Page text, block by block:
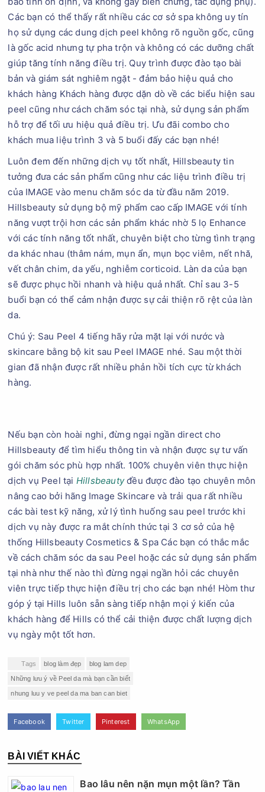
Các bạn có thể thấy rất nhiều các cơ sở spa không uy tín
họ sử dụng các dung dịch peel không rõ nguồn gốc, cũng
là gốc acid nhưng tự pha trộn và không có các dưỡng chất
giúp tăng tính năng điều trị. Quy trình được đào tạo bài
bản và giám sát nghiêm ngặt - đảm bảo hiệu quả cho
khách hàng Khách hàng được dặn dò về các biểu hiện sau
peel cũng như cách chăm sóc tại nhà, sử dụng sản phẩm
hỗ trợ để tối ưu hiệu quả điều trị. Ưu đãi combo cho
khách mua liệu trình 3 và 5 buổi đấy các bạn nhé!
Luôn đem đến những dịch vụ tốt nhất, Hillsbeauty tin
tưởng đưa các sản phẩm cũng như các liệu trình điều trị
của IMAGE vào menu chăm sóc da từ đầu năm 2019.
Hillsbeauty sử dụng bộ mỹ phẩm cao cấp IMAGE với tính
năng vượt trội hơn các sản phẩm khác nhờ 5 lọ Enhance
với các tính năng tốt nhất, chuyên biệt cho từng tình trạng
da khác nhau (thâm nám, mụn ẩn, mụn bọc viêm, nết nhă,
vết chân chim, da yếu, nghiễm corticoid. Làn da của bạn
sẽ được phục hồi nhanh và hiệu quả nhất. Chỉ sau 3-5
buổi bạn có thể cảm nhận được sự cải thiện rõ rệt của làn
da.
Chú ý: Sau Peel 4 tiếng hãy rửa mặt lại với nước và
skincare bằng bộ kit sau Peel IMAGE nhé. Sau một thời
gian đã nhận được rất nhiều phản hồi tích cực từ khách
hàng.
Nếu bạn còn hoài nghi, đừng ngại ngần direct cho
Hillsbeauty để tìm hiểu thông tin và nhận được sự tư vấn
gói chăm sóc phù hợp nhất. 100% chuyên viên thực hiện
dịch vụ Peel tại Hillsbeautyđều được đào tạo chuyên môn
nâng cao bởi hãng Image Skincare và trải qua rất nhiều
các bài test kỹ năng, xử lý tình huống sau peel trước khi
dịch vụ này được ra mắt chính thức tại 3 cơ sở của hệ
thống Hillsbeauty Cosmetics & Spa Các bạn có thắc mắc
về cách chăm sóc da sau Peel hoặc các sử dụng sản phẩm
tại nhà như thế nào thì đừng ngại ngần hỏi các chuyên
viên trực tiếp thực hiện điều trị cho các bạn nhé! Hòm thư
góp ý tại Hills luôn sẵn sàng tiếp nhận mọi ý kiến của
khách hàng để Hills có thể cải thiện được chất lượng dịch
vụ ngày một tốt hơn.
Tags blog làm đẹp blog lam dep
Những lưu ý về Peel da mà bạn cần biết
nhung luu y ve peel da ma ban can biet
Facebook Twitter Pinterest WhatsApp
BÀI VIẾT KHÁC
Bao lâu nên nặn mụn một lần? Tần